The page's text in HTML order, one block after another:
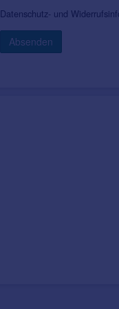
Datenschutz- und
Absenden